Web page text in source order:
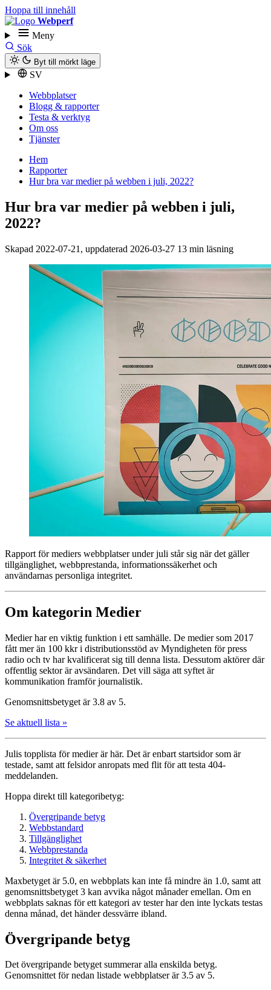
Hoppa till innehåll
Webperf
Meny
Sök
Byt till mörkt läge
SV
Webbplatser
Blogg & rapporter
Testa & verktyg
Om oss
Tjänster
Hem
Rapporter
Hur bra var medier på webben i juli, 2022?
Hur bra var medier på webben i juli,
2022?
Skapad 2022-07-21 , uppdaterad 2026-03-27 13 min läsning
Rapport för mediers webbplatser under juli står sig när det gäller
tillgänglighet, webbprestanda, informationssäkerhet och
användarnas personliga integritet.
Om kategorin Medier
Medier har en viktig funktion i ett samhälle. De medier som 2017
fått mer än 100 kkr i distributionsstöd av Myndigheten för press
radio och tv har kvalificerat sig till denna lista. Dessutom aktörer där
offentlig sektor är avsändaren. Det vill säga att syftet är
kommunikation framför journalistik.
Genomsnittsbetyget är 3.8 av 5.
Se aktuell lista »
Julis topplista för medier är här. Det är enbart startsidor som är
testade, samt att felsidor anropats med flit för att testa 404-
meddelanden.
Hoppa direkt till kategoribetyg:
Övergripande betyg
Webbstandard
Tillgänglighet
Webbprestanda
Integritet & säkerhet
Maxbetyget är 5.0, en webbplats kan inte få mindre än 1.0, samt att
genomsnittsbetyget 3 kan avvika något månader emellan. Om en
webbplats saknas för ett kategori av tester har den inte lyckats testas
denna månad, det händer dessvärre ibland.
Övergripande betyg
Det övergripande betyget summerar alla enskilda betyg.
Genomsnittet för nedan listade webbplatser är 3.5 av 5.